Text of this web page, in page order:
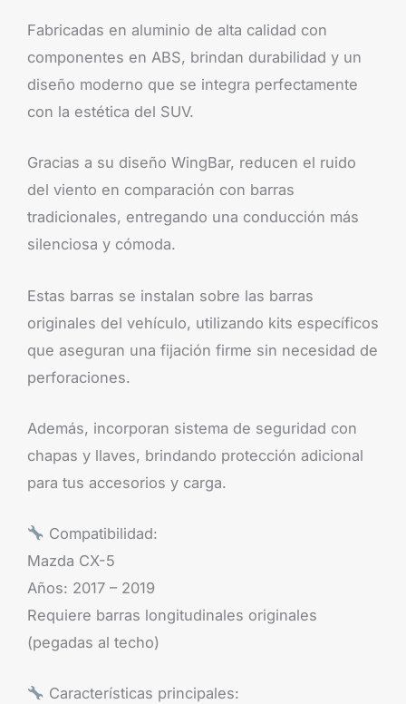
Fabricadas en aluminio de alta calidad con
componentes en ABS, brindan durabilidad y un
diseño moderno que se integra perfectamente
con la estética del SUV.
Gracias a su diseño WingBar, reducen el ruido
del viento en comparación con barras
tradicionales, entregando una conducción más
silenciosa y cómoda.
Estas barras se instalan sobre las barras
originales del vehículo, utilizando kits específicos
que aseguran una fijación firme sin necesidad de
perforaciones.
Además, incorporan sistema de seguridad con
chapas y llaves, brindando protección adicional
para tus accesorios y carga.
Compatibilidad:
Mazda CX-5
Años: 2017 – 2019
Requiere barras longitudinales originales
(pegadas al techo)
Características principales: